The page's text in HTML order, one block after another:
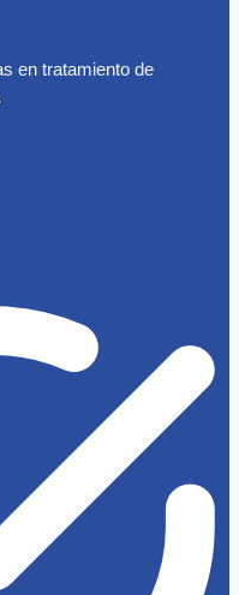
en tratamiento de